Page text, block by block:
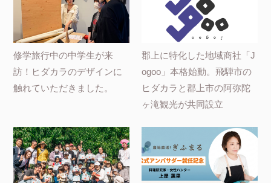
修学旅行中の中学生が来
訪！ヒダカラのデザインに
触れていただきました。
郡上に特化した地域商社「J
ogoo」本格始動。飛騨市の
ヒダカラと郡上市の阿弥陀
ヶ滝観光が共同設立